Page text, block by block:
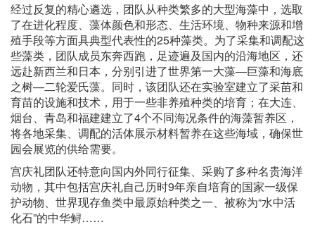
经过反复的精心遴选，团队从种类繁多的大型海藻中，选取
了在进化程度、藻体颜色和形态、生活环境、物种来源和增
殖手段等方面具典型代表性的25种藻类。为了采集和调配这
些藻类，团队成员东奔西跑，足迹遍及国内的沿海地区，还
远赴新西兰和日本，分别引进了世界第一大藻—巨藻和海底
之树—二轮爱氏藻。同时，该团队还在实验室建立了采苗和
育苗的设施和技术，用于一些非养殖种类的培育；在大连、
烟台、青岛和福建建立了4个不同海况条件的海藻暂养区，
将各地采集、调配的活体展示材料暂养在这些海域，确保世
园会展览的供给需要。
宫庆礼团队还特意向国内外同行征集、采购了多种名贵海洋
动物，其中包括宫庆礼自己历时9年亲自培育的国家一级保
护动物、世界现存鱼类中最原始种类之一、被称为“水中活
化石”的中华鲟……